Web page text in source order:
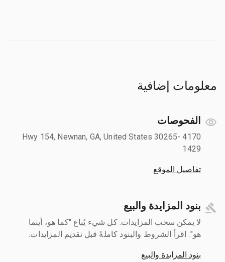
معلومات إضافية
الفحوصات
4170 Hwy 154, Newnan, GA, United States 30265-
1429
تفاصيل الموقع
بنود المزايدة والبيع
لا يمكن سحب المزايدات. كل شيء يُباع "كما هو، أينما
هو". اقرأ الشروط والبنود كاملةً قبل تقديم المزايدات.
بنود المزايدة والبيع